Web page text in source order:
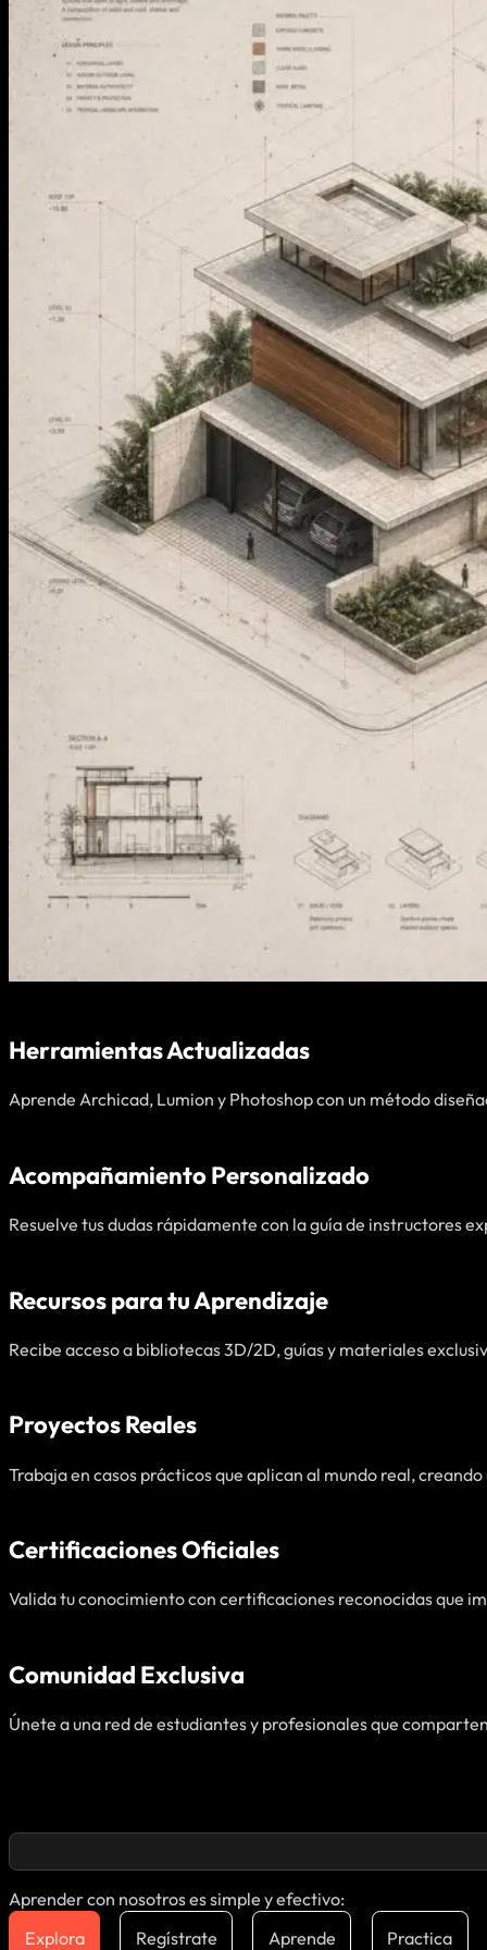
Herramientas Actualizadas
Aprende Archicad, Lumion y Photoshop con un método
Acompañamiento Personalizado
Resuelve tus dudas rápidamente con la guía de instructores
Recursos para tu Aprendizaje
Recibe acceso a bibliotecas 3D/2D, guías y materiales
Proyectos Reales
Trabaja en casos prácticos que aplican al mundo real,
Certificaciones Oficiales
Valida tu conocimiento con certificaciones reconocidas que
Comunidad Exclusiva
Únete a una red de estudiantes y profesionales que
Aprender con nosotros es simple y efectivo:
Explora
Regístrate Aprende Practica